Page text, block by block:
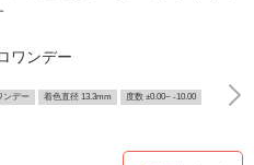
ワンデー
ンデー 着色直径 13.3mm 度数 ±0.00~ -10.00